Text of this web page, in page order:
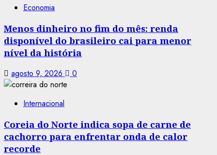
Economia
Menos dinheiro no fim do mês: renda
disponível do brasileiro cai para menor
nível da história
agosto 9, 2026 0
Internacional
Coreia do Norte indica sopa de carne de
cachorro para enfrentar onda de calor
recorde